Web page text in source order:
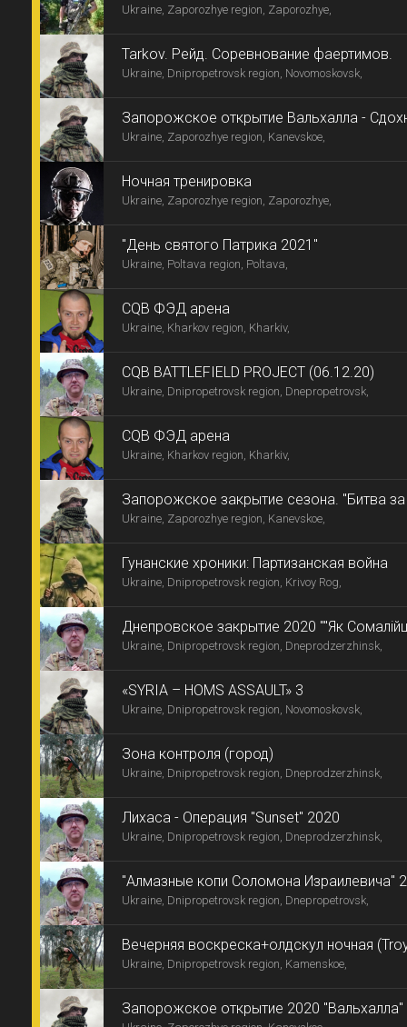
Ukraine, Zaporozhye region, Zaporozhye,
Tarkov. Рейд. Соревнование фаертимов.
Ukraine, Dnipropetrovsk region, Novomoskovsk,
Запорожское открытие Вальхалла -
Ukraine, Zaporozhye region, Kanevskoe,
Ночная тренировка
Ukraine, Zaporozhye region, Zaporozhye,
"День святого Патрика 2021"
Ukraine, Poltava region, Poltava,
CQB ФЭД арена
Ukraine, Kharkov region, Kharkiv,
CQB BATTLEFIELD PROJECT (06.12.20)
Ukraine, Dnipropetrovsk region, Dnepropetrovsk,
CQB ФЭД арена
Ukraine, Kharkov region, Kharkiv,
Запорожское закрытие сезона. "Битва
Ukraine, Zaporozhye region, Kanevskoe,
Гунанские хроники: Партизанская война
Ukraine, Dnipropetrovsk region, Krivoy Rog,
Днепровское закрытие 2020 ""Як
Ukraine, Dnipropetrovsk region, Dneprodzerzhinsk,
«SYRIA – HOMS ASSAULT» 3
Ukraine, Dnipropetrovsk region, Novomoskovsk,
Зона контроля (город)
Ukraine, Dnipropetrovsk region, Dneprodzerzhinsk,
Лихаса - Операция "Sunset" 2020
Ukraine, Dnipropetrovsk region, Dneprodzerzhinsk,
"Алмазные копи Соломона Израилевича"
Ukraine, Dnipropetrovsk region, Dnepropetrovsk,
Вечерняя воскреска+олдскул ночная
Ukraine, Dnipropetrovsk region, Kamenskoe,
Запорожское открытие 2020 "Вальхалла"